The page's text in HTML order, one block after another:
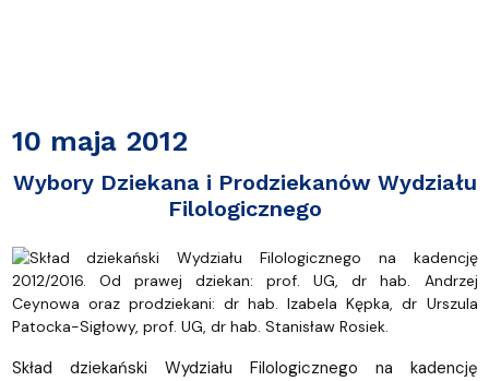
10 maja 2012
Wybory Dziekana i Prodziekanów Wydziału
Filologicznego
Skład dziekański Wydziału Filologicznego na kadencję